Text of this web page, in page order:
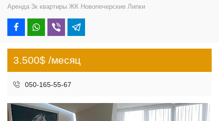
Аренда 3к квартиры ЖК Новопечерские Липки
3.500$ /месяц
050-165-55-67